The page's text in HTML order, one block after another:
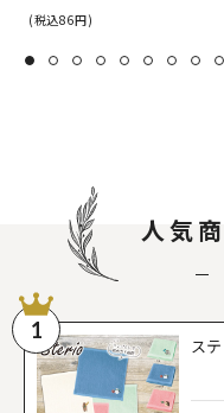
(税込86円)
人気
1
ス